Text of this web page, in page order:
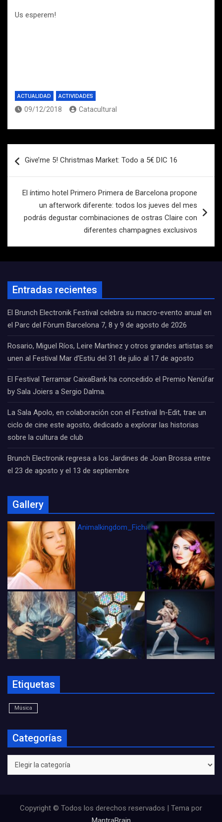
Us esperem!
ACTUALIDAD ACTIVIDADES
09/12/2018 Catacultural
de
Give’me 5! Christmas Market: Todo a 5€ DIC 16
El íntimo hotel Primero Primera de Barcelona propone
un afterwork diferente: todos los jueves del mes
podrás degustar combinaciones de ostras Claire con
diferentes champagnes exclusivos
Entradas recientes
El Brunch Electronik Festival celebra su macro-evento anual en
el Parc del Fòrum Barcelona 7, 8 y 9 de agosto de 2026
Rosario, Miguel Ríos, Leire Martínez y otros grandes artistas se
unen al Festival Mar d’Estiu del 31 de julio al 17 de agosto
El Festival Terramar CaixaBank ha concedido el Premio Nenúfar
by Sala Joiers a Sergio Dalma.
La Sala Apolo, en colaboración con el Festival In-Edit, trae un
ciclo de cine este agosto, dedicado a explorar las historias
sobre la cultura de club
Brunch Electronik regresa a los Jardines de Joan Brossa entre
el 23 de agosto y el 13 de septiembre
Gallery
Animalkingdom_FichaCine
Etiquetas
Música
Categorías
Categorías
Copyright © Todos los derechos reservados | Tema por